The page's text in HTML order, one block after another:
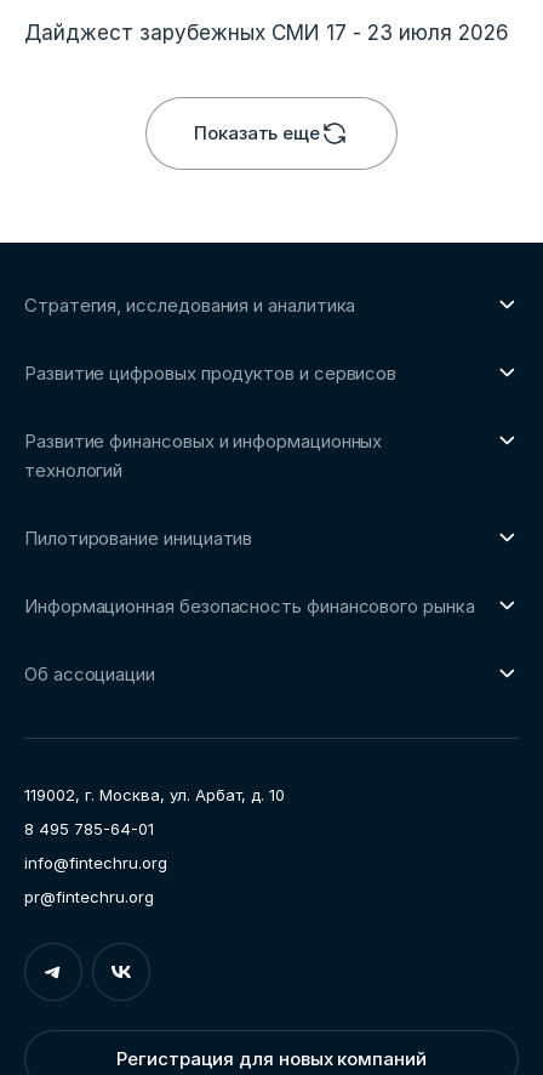
Дайджест зарубежных СМИ 17 - 23 июля 2026
Показать еще
Стратегия, исследования и аналитика
Обзоры рынка и аналитические исследования
Трендвотчинг и информационный сервис
Развитие цифровых продуктов и сервисов
Развитие финансовых и информационных
технологий
Репозиторий Ассоциации
Рабочие группы
Пилотирование инициатив
Площадка пилотного тестирования
Информационная безопасность финансового рынка
Направления работы
Об ассоциации
Карьера
Контакты
Документы
119002, г. Москва, ул. Арбат, д. 10
8 495 785-64-01
info@fintechru.org
pr@fintechru.org
Регистрация для новых компаний
Вход
Укажите вашу корпоративную почту. На неё мы вышлем
ссылку для входа